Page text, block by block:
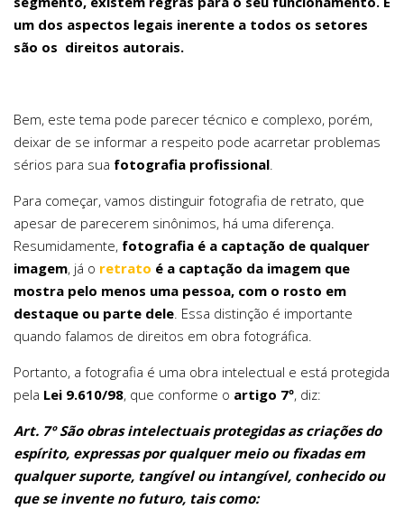
um dos aspectos legais inerente a todos os setores
são os direitos autorais.
Bem, este tema pode parecer técnico e complexo, porém,
deixar de se informar a respeito pode acarretar problemas
sérios para sua fotografia profissional.
Para começar, vamos distinguir fotografia de retrato, que
apesar de parecerem sinônimos, há uma diferença.
Resumidamente, fotografia é a captação de qualquer
imagem, já o retrato é a captação da imagem que
mostra pelo menos uma pessoa, com o rosto em
destaque ou parte dele. Essa distinção é importante
quando falamos de direitos em obra fotográfica.
Portanto, a fotografia é uma obra intelectual e está protegida
pela Lei 9.610/98, que conforme o artigo 7º, diz:
Art. 7º São obras intelectuais protegidas as criações do
espírito, expressas por qualquer meio ou fixadas em
qualquer suporte, tangível ou intangível, conhecido ou
que se invente no futuro, tais como: